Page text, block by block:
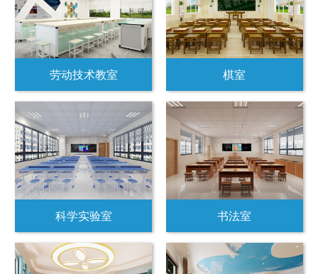
劳动技术教室 棋室
科学实验室 书法室